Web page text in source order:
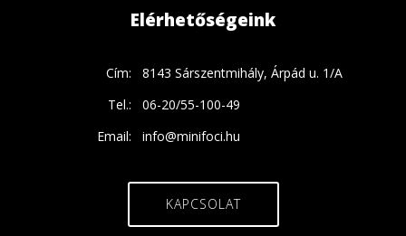
Elérhetőségeink
Cím:
8143 Sárszentmihály, Árpád u. 1/A
Tel.:
06-20/55-100-49
Email:
info@minifoci.hu
KAPCSOLAT